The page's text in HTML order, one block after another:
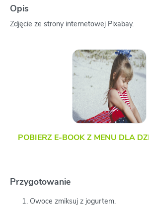
Opis
Zdjęcie ze strony internetowej Pixabay.
POBIERZ E-BOOK Z MENU DLA
Przygotowanie
Owoce zmiksuj z jogurtem.